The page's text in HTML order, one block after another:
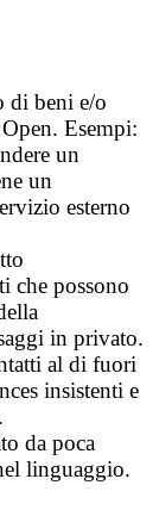
di beni e/o
Esempi:
un
un
esterno
che possono
in privato.
al di fuori
insistenti e
da poca
linguaggio.